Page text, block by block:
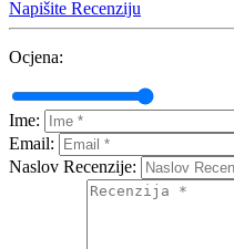
Napišite Recenziju
Ocjena:
Ime:
Email:
Naslov Recenzije: